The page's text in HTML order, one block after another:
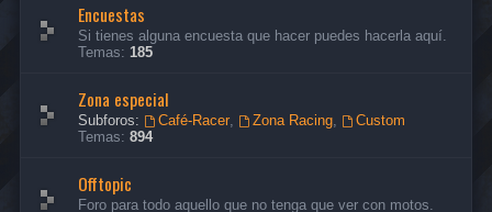
Encuestas
Si tienes alguna encuesta que hacer puedes hacerla aquí.
Temas: 185
Zona especial
Subforos: Café-Racer, Zona Racing,
Custom
Temas: 894
Offtopic
Foro para todo aquello que no tenga que ver con motos.